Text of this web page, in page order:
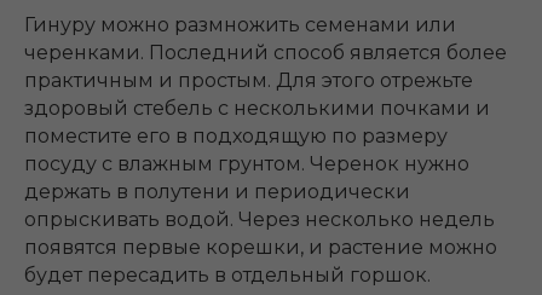
Гинуру можно размножить семенами или
черенками. Последний способ является более
практичным и простым. Для этого отрежьте
здоровый стебель с несколькими почками и
поместите его в подходящую по размеру
посуду с влажным грунтом. Черенок нужно
держать в полутени и периодически
опрыскивать водой. Через несколько недель
появятся первые корешки, и растение можно
будет пересадить в отдельный горшок.